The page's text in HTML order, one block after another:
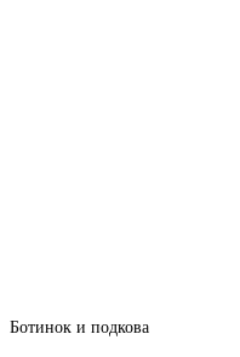
Ботинок и подкова